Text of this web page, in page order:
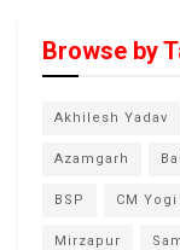
Browse by
Akhilesh Yadav
Azamgarh
BSP CM Yogi
Mirzapur